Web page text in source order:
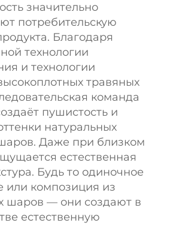
значительно
потребительскую
Благодаря
технологии
и технологии
травяных
команда
пушистость и
натуральных
Даже при близком
естественная
Будь то одиночное
или композиция из
шаров — они создают в
естественную